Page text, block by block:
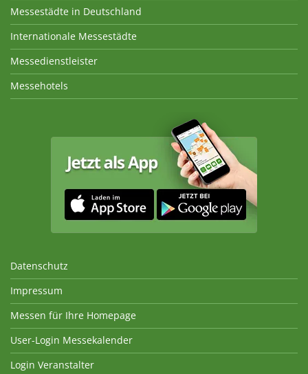
Messestädte in Deutschland
Internationale Messestädte
Messedienstleister
Messehotels
Datenschutz
Impressum
Messen für Ihre Homepage
User-Login Messekalender
Login Veranstalter